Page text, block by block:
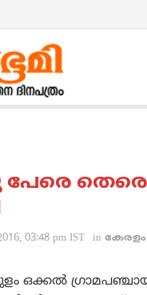
03:48 pm IST in കേരളം
ഒക്കല്‍